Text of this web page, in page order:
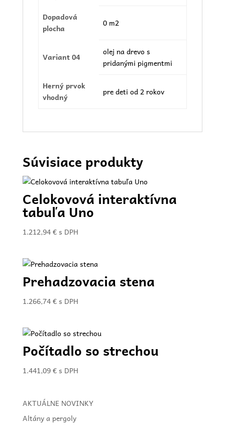
Dopadová
plocha
0 m2
Variant 04
olej na drevo s
pridanými pigmentmi
Herný prvok
vhodný
pre deti od 2 rokov
Súvisiace produkty
Celokovová interaktívna
tabuľa Uno
1.212,94€ s DPH
Prehadzovacia stena
1.266,74€ s DPH
Počítadlo so strechou
1.441,09€ s DPH
AKTUÁLNE NOVINKY
Altány a pergoly